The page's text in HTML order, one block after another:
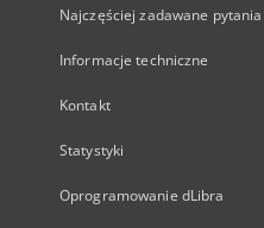
Najczęściej zadawane pytania
Informacje techniczne
Kontakt
Statystyki
Oprogramowanie dLibra